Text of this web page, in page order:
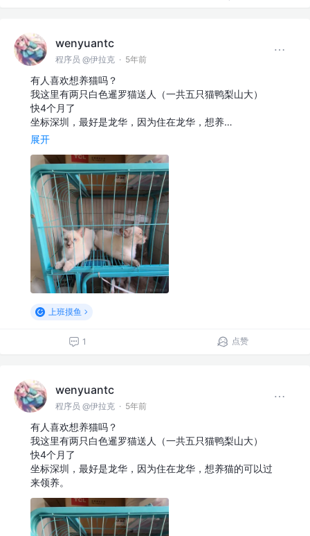
wenyuantc
程序员 @伊拉克 · 5年前
有人喜欢想养猫吗？
我这里有两只白色暹罗猫送人（一共五只猫鸭梨山大）
快4个月了
坐标深圳，最好是龙华，因为住在龙华，想养…
展开
上班摸鱼
1 点赞
wenyuantc
程序员 @伊拉克 · 5年前
有人喜欢想养猫吗？
我这里有两只白色暹罗猫送人（一共五只猫鸭梨山大）
快4个月了
坐标深圳，最好是龙华，因为住在龙华，想养猫的可以过
来领养。